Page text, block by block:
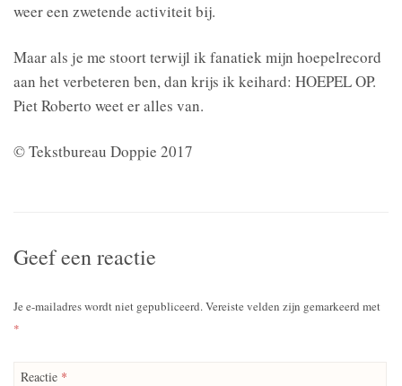
weer een zwetende activiteit bij.
Maar als je me stoort terwijl ik fanatiek mijn hoepelrecord
aan het verbeteren ben, dan krijs ik keihard: HOEPEL OP.
Piet Roberto weet er alles van.
© Tekstbureau Doppie 2017
Geef een reactie
Je e-mailadres wordt niet gepubliceerd.Vereiste velden zijn gemarkeerd met
*
Reactie *